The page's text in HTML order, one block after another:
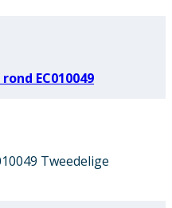
EC010049
Tweedelige